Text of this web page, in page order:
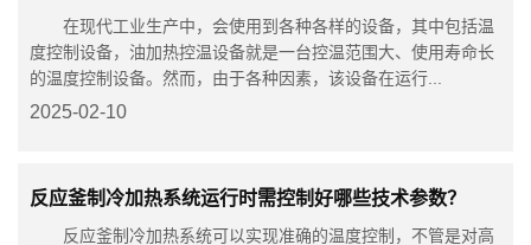
在现代工业生产中，会使用到各种各样的设备，其中包括温
度控制设备，油加热控温设备就是一台控温范围大、使用寿命长
的温度控制设备。然而，由于各种因素，该设备在运行...
2025-02-10
反应釜制冷加热系统运行时需控制好哪些技术参数？
反应釜制冷加热系统可以实现准确的温度控制，不管是对高